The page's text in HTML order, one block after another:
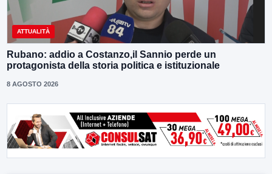
ATTUALITÀ
Rubano: addio a Costanzo,il Sannio perde un
protagonista della storia politica e istituzionale
8 AGOSTO 2026